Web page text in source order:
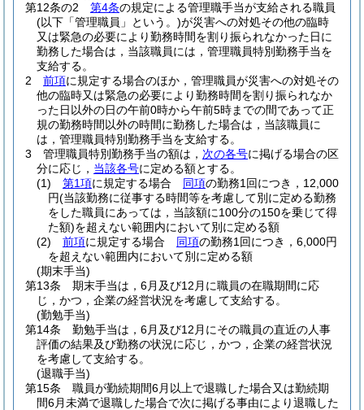
第12条の2
第4条の規定による管理職手当が支給される職員
(以下「管理職員」という。)が災害への対処その他の臨時
又は緊急の必要により勤務時間を割り振られなかった日に
勤務した場合は，当該職員には，管理職員特別勤務手当を
支給する。
2
前項に規定する場合のほか，管理職員が災害への対処その
他の臨時又は緊急の必要により勤務時間を割り振られなか
った日以外の日の午前0時から午前5時までの間であって正
規の勤務時間以外の時間に勤務した場合は，当該職員に
は，管理職員特別勤務手当を支給する。
3
管理職員特別勤務手当の額は， 次の各号に掲げる場合の区
分に応じ， 当該各号に定める額とする。
(1)
第1項に規定する場合 同項の勤務1回につき，12,000
円(当該勤務に従事する時間等を考慮して別に定める勤務
をした職員にあっては，当該額に100分の150を乗じて得
た額)を超えない範囲内において別に定める額
(2)
前項に規定する場合 同項の勤務1回につき，6,000円
を超えない範囲内において別に定める額
(期末手当)
第13条
期末手当は，6月及び12月に職員の在職期間に応
じ，かつ，企業の経営状況を考慮して支給する。
(勤勉手当)
第14条
勤勉手当は，6月及び12月にその職員の直近の人事
評価の結果及び勤務の状況に応じ，かつ，企業の経営状況
を考慮して支給する。
(退職手当)
第15条
職員が勤続期間6月以上で退職した場合又は勤続期
間6月未満で退職した場合で次に掲げる事由により退職した